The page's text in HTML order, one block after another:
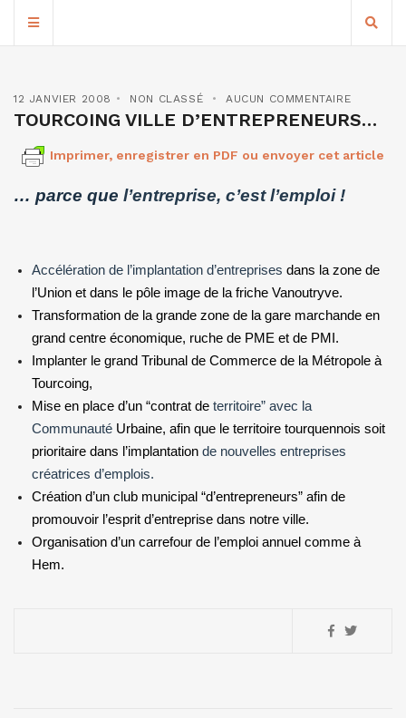
12 JANVIER 2008 NON CLASSÉ AUCUN COMMENTAIRE
TOURCOING VILLE D’ENTREPRENEURS…
Imprimer, enregistrer en PDF ou envoyer cet article
… parce que l’entreprise, c’est l’emploi !
Accélération de l’implantation d’entreprises dans la zone de
l’Union et dans le pôle image de la friche Vanoutryve.
Transformation de la grande zone de la gare marchande en
grand centre économique, ruche de PME et de PMI.
Implanter le grand Tribunal de Commerce de la Métropole à
Tourcoing,
Mise en place d’un “contrat de territoire” avec la
Communauté Urbaine, afin que le territoire tourquennois soit
prioritaire dans l’implantation de nouvelles entreprises
créatrices d’emplois.
Création d’un club municipal “d’entrepreneurs” afin de
promouvoir l’esprit d’entreprise dans notre ville.
Organisation d’un carrefour de l’emploi annuel comme à
Hem.